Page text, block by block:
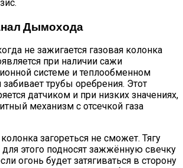
Дымохода
не зажигается газовая колонка
при наличии сажи
системе и теплообменном
забивает трубы оребрения. Этот
датчиком и при низких значениях,
механизм с отсечкой газа
загореться не сможет. Тягу
для этого подносят зажжённую свечку
огонь будет затягиваться в сторону